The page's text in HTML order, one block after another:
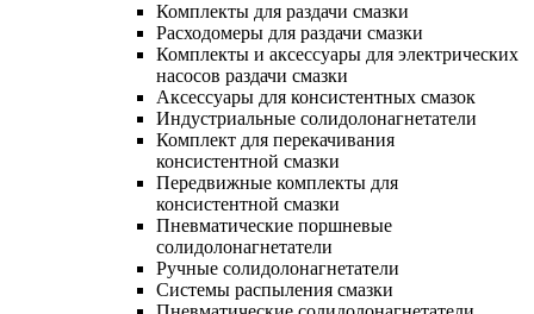
Комплекты для раздачи смазки
Расходомеры для раздачи смазки
Комплекты и аксессуары для электрических
насосов раздачи смазки
Аксессуары для консистентных смазок
Индустриальные солидолонагнетатели
Комплект для перекачивания
консистентной смазки
Передвижные комплекты для
консистентной смазки
Пневматические поршневые
солидолонагнетатели
Ручные солидолонагнетатели
Системы распыления смазки